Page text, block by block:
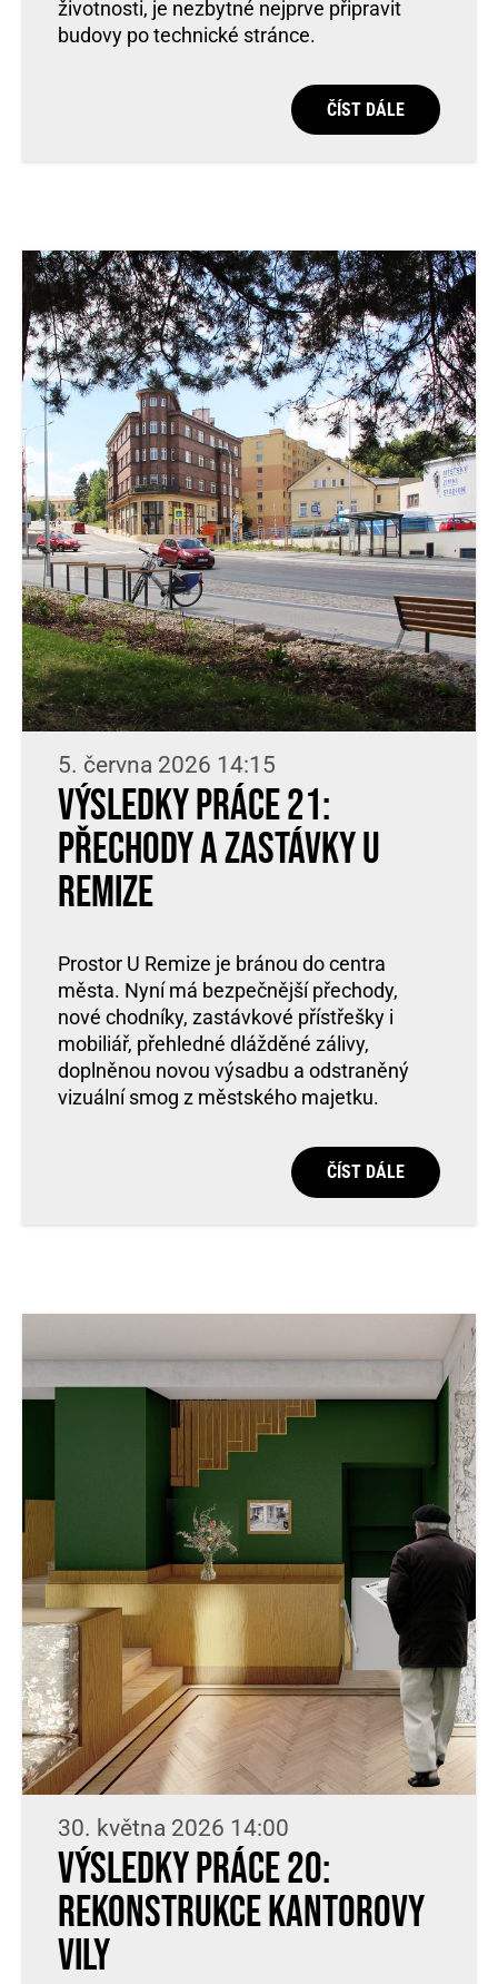
životnosti, je nezbytné nejprve připravit
budovy po technické stránce.
ČÍST DÁLE
5. června 2026 14:15
Výsledky práce 21:
přechody a zastávky U
Remize
Prostor U Remize je bránou do centra
města. Nyní má bezpečnější přechody,
nové chodníky, zastávkové přístřešky i
mobiliář, přehledné dlážděné zálivy,
doplněnou novou výsadbu a odstraněný
vizuální smog z městského majetku.
ČÍST DÁLE
30. května 2026 14:00
Výsledky práce 20:
rekonstrukce Kantorovy
vily